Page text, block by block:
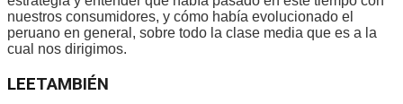
nuestros consumidores, y cómo había evolucionado el
peruano en general, sobre todo la clase media que es a la
cual nos dirigimos.
LEETAMBIÉN